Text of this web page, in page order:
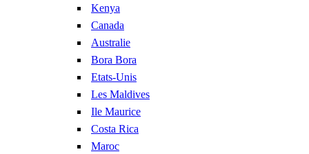
Kenya
Canada
Australie
Bora Bora
Etats-Unis
Les Maldives
Ile Maurice
Costa Rica
Maroc